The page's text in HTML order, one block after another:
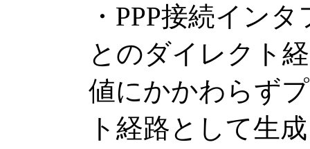
・PPP接続イン
とのダイレクト
値にかかわらず
ト経路として生